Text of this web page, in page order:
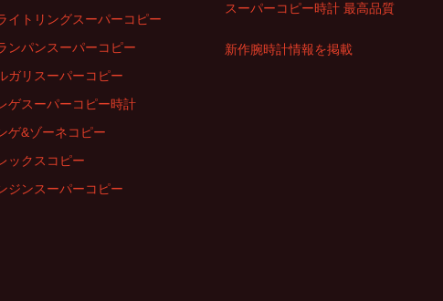
イトリングスーパーコピー
ンパンスーパーコピー
ガリスーパーコピー
ゲスーパーコピー時計
ゲ&ゾーネコピー
ックスコピー
ジンスーパーコピー
スーパーコピー時計 最高品質
新作腕時計情報を掲載